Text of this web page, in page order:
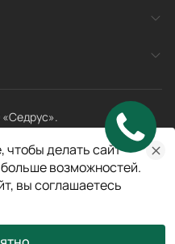
Наши менеджеры
деталей заказа.
в течение рабочего
оферты
в
делать сайт
возможностей.
вы соглашаетесь